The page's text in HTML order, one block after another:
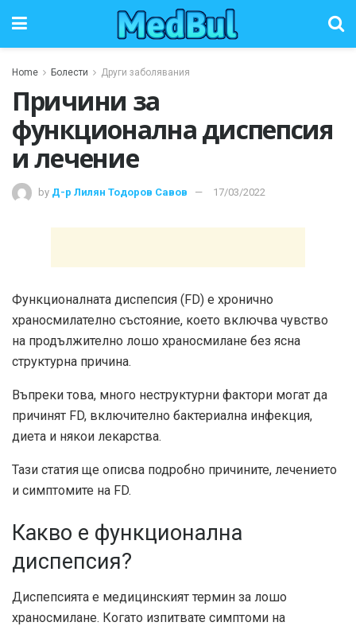
Home Болести Други заболявания
Причини за
функционална диспепсия
и лечение
by Д-р Лилян Тодоров Савов 17/03/2022
Функционалната диспепсия (FD) е хронично
храносмилателно състояние, което включва чувство
на продължително лошо храносмилане без ясна
структурна причина.
Въпреки това, много неструктурни фактори могат да
причинят FD, включително бактериална инфекция,
диета и някои лекарства.
Тази статия ще описва подробно причините, лечението
и симптомите на FD.
Какво е функционална
диспепсия?
Диспепсията е медицинският термин за лошо
храносмилане. Когато изпитвате симптоми на